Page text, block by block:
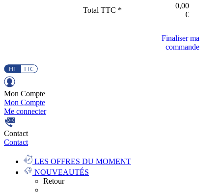
Total TTC *
0,00
€
Finaliser ma
commande
Mon Compte
Mon Compte
Me connecter
Contact
Contact
LES OFFRES DU MOMENT
NOUVEAUTÉS
Retour